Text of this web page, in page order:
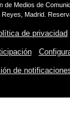
de Medios de
Reyes, Madrid.
de privacidad
de